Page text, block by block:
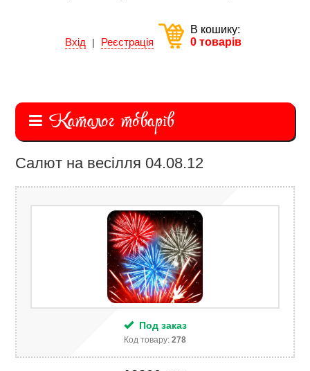
Вхід | Реєстрація
В кошику:
0 товарів
Каталог товарів
Салют на весілля 04.08.12
Под заказ
Код товару: 278